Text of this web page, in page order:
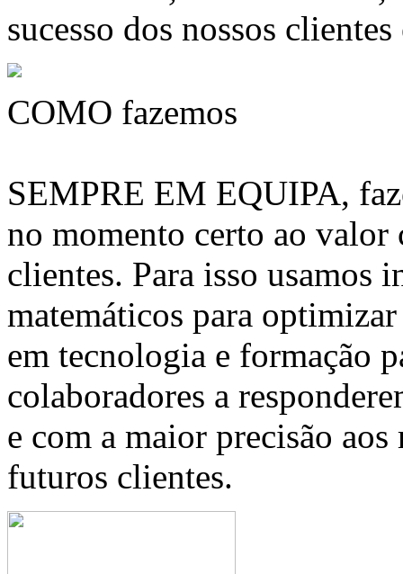
sucesso dos nossos
COMO fazemos
SEMPRE EM EQUIPA,
no momento certo ao valor
clientes. Para isso usamos
matemáticos para
em tecnologia e formação
colaboradores a
e com a maior precisão
futuros clientes.